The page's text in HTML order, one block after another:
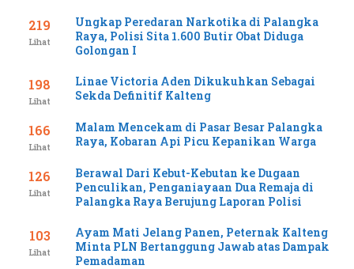
219
Lihat
Ungkap Peredaran Narkotika di Palangka
Raya, Polisi Sita 1.600 Butir Obat Diduga
Golongan I
198
Lihat
Linae Victoria Aden Dikukuhkan Sebagai
Sekda Definitif Kalteng
166
Lihat
Malam Mencekam di Pasar Besar Palangka
Raya, Kobaran Api Picu Kepanikan Warga
126
Lihat
Berawal Dari Kebut-Kebutan ke Dugaan
Penculikan, Penganiayaan Dua Remaja di
Palangka Raya Berujung Laporan Polisi
103
Lihat
Ayam Mati Jelang Panen, Peternak Kalteng
Minta PLN Bertanggung Jawab atas Dampak
Pemadaman